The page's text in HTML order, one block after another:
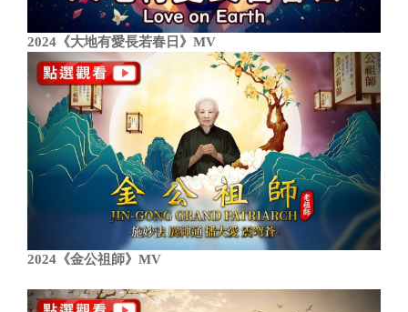
2024《大地有愛長若春日》MV
2024《金公祖師》MV